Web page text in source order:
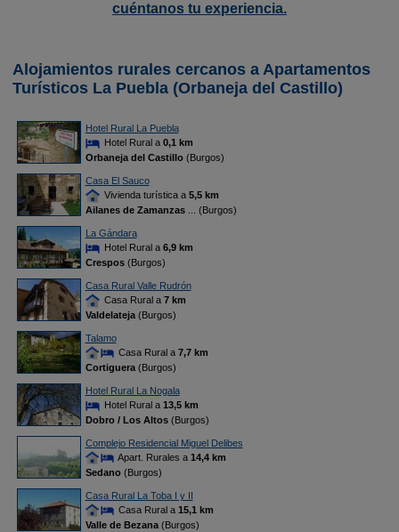
cuéntanos tu experiencia.
Alojamientos rurales cercanos a Apartamentos
Turísticos La Puebla (Orbaneja del Castillo)
Hotel Rural La Puebla
Hotel Rural a 0,1 km
Orbaneja del Castillo(Burgos)
Casa El Sauco
Vivienda turística a 5,5 km
Ailanes de Zamanzas
... (Burgos)
La Gándara
Hotel Rural a 6,9 km
Crespos(Burgos)
Casa Rural Valle Rudrón
Casa Rural a 7 km
Valdelateja(Burgos)
Talamo
Casa Rural a 7,7 km
Cortiguera(Burgos)
Hotel Rural La Nogala
Hotel Rural a 13,5 km
Dobro / Los Altos(Burgos)
Complejo Residencial Miguel Delibes
Apart. Rurales a 14,4 km
Sedano(Burgos)
Casa Rural La Toba I y II
Casa Rural a 15,1 km
Valle de Bezana(Burgos)